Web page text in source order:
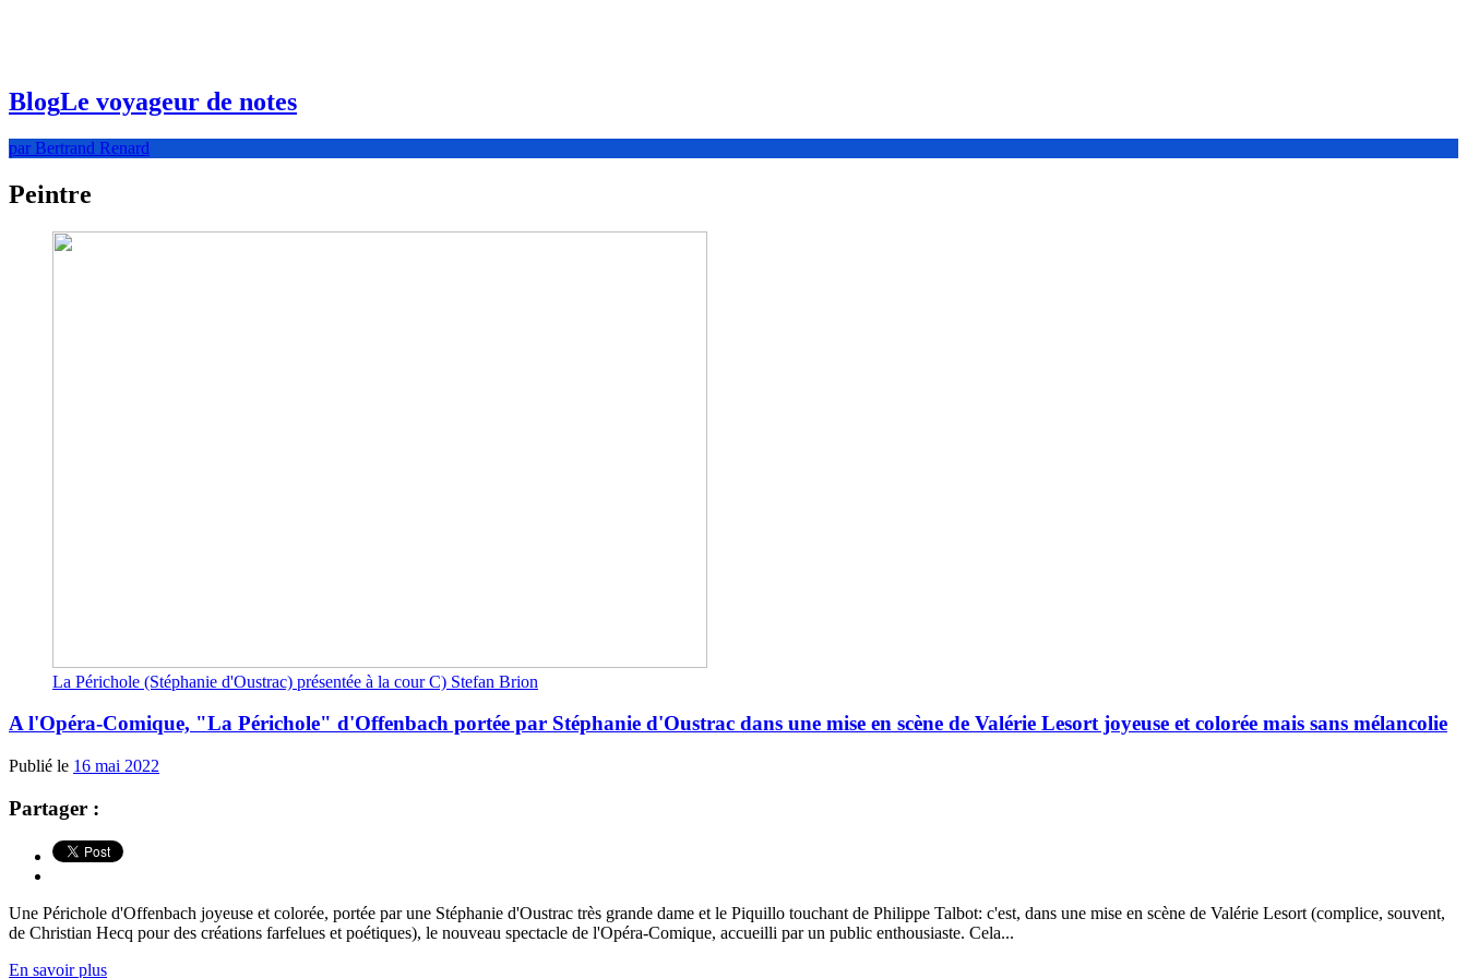
BlogLe voyageur de notes
par Bertrand Renard
Peintre
La Périchole (Stéphanie d'Oustrac) présentée à la cour C) Stefan Brion
A l'Opéra-Comique, "La Périchole" d'Offenbach portée par Stéphanie d'Oustrac dans une mise en scène de Valérie Lesort joyeuse et colorée mais sans mélancolie
Publié le 16 mai 2022
Partager :
Une Périchole d'Offenbach joyeuse et colorée, portée par une Stéphanie d'Oustrac très grande dame et le Piquillo touchant de Philippe Talbot: c'est, dans une mise en scène de Valérie Lesort (complice, souvent,
de Christian Hecq pour des créations farfelues et poétiques), le nouveau spectacle de l'Opéra-Comique, accueilli par un public enthousiaste. Cela...
En savoir plus